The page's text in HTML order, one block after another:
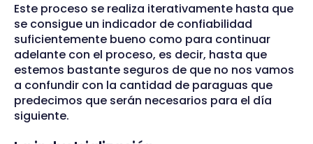
Este proceso se realiza iterativamente hasta que
se consigue un indicador de confiabilidad
suficientemente bueno como para continuar
adelante con el proceso, es decir, hasta que
estemos bastante seguros de que no nos vamos
a confundir con la cantidad de paraguas que
predecimos que serán necesarios para el día
siguiente.